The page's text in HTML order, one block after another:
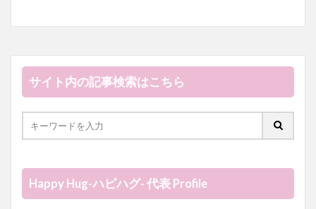
サイト内の記事検索はこちら
Happy Hug-ハピハグ- 代表 Profile